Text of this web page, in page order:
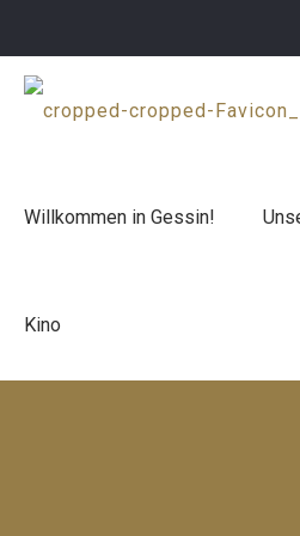
Willkommen in Gessin!
Kino